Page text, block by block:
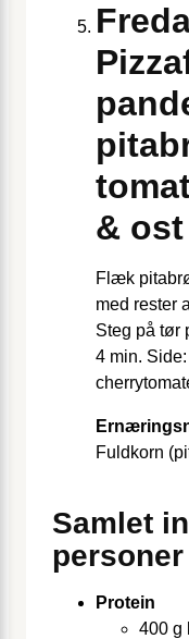
&
Flæk
med rester
Steg på tør
4 min.
Fuldkorn
Samlet
personer
Protein
400 g